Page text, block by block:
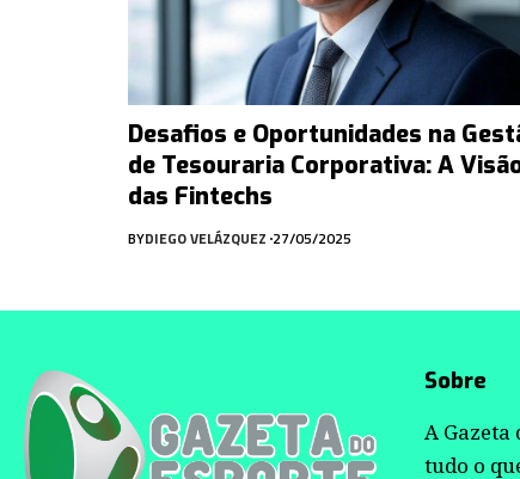
Desafios e Oportunidades na
de Tesouraria Corporativa: A
das Fintechs
BYDIEGO VELÁZQUEZ 27/05/2025
Sobre
A
tudo o